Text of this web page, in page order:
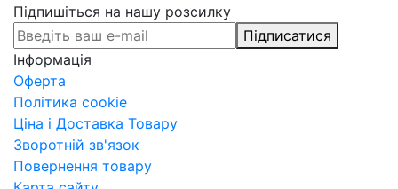
Підпишіться на нашу розсилку
Підписатися
Інформація
Оферта
Політика cookie
Ціна і Доставка Товару
Зворотній зв'язок
Повернення товару